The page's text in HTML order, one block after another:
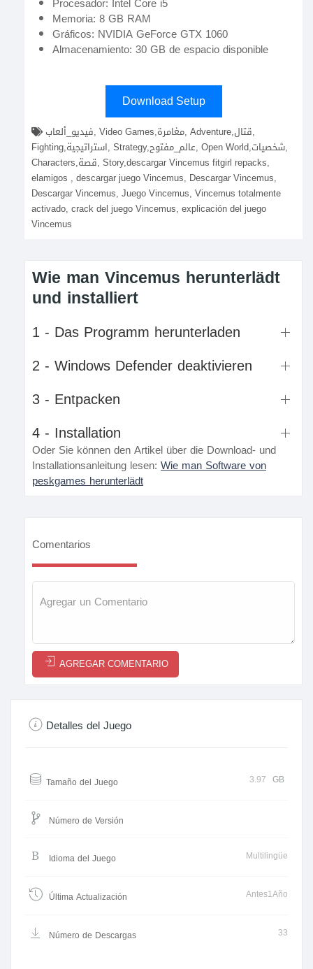
Memoria: 8 GB RAM
Gráficos: NVIDIA GeForce GTX 1060
Almacenamiento: 30 GB de espacio disponible
Download Setup
Fighting,استراتيجية, Strategy,عالم_مفتوح, Open World,شخصيات,
Characters,قصة, Story,descargar Vincemus fitgirl repacks,
elamigos , descargar juego Vincemus, Descargar Vincemus,
Descargar Vincemus, Juego Vincemus, Vincemus totalmente
activado, crack del juego Vincemus, explicación del juego
Vincemus
Wie man Vincemus herunterlädt
und installiert
1 - Das Programm herunterladen
2 - Windows Defender deaktivieren
3 - Entpacken
4 - Installation
Oder Sie können den Artikel über die Download- und
Installationsanleitung lesen: Wie man Software von
peskgames herunterlädt
Comentarios
AGREGAR COMENTARIO
Detalles del Juego
Tamaño del Juego 3.97 GB
Número de Versión
Idioma del Juego Multilingüe
Última Actualización Antes1Año
Número de Descargas 33